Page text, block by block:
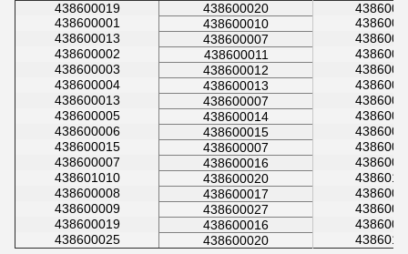
438600019 438600020
438600001
438600010
438600013
438600007
438600002
438600011
438600003
438600012
438600004
438600013
438600013
438600007
438600005
438600014
438600006
438600015
438600015
438600007
438600007
438600016
438601010
438600020
438600008
438600017
438600009
438600027
438600019
438600016
438600025
438600020